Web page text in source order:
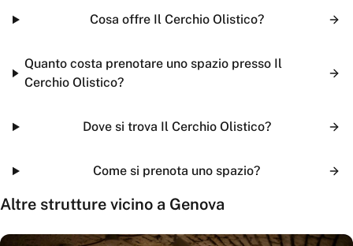
Cosa offre Il Cerchio Olistico?
Quanto costa prenotare uno spazio presso Il
Cerchio Olistico?
Dove si trova Il Cerchio Olistico?
Come si prenota uno spazio?
Altre strutture vicino a Genova